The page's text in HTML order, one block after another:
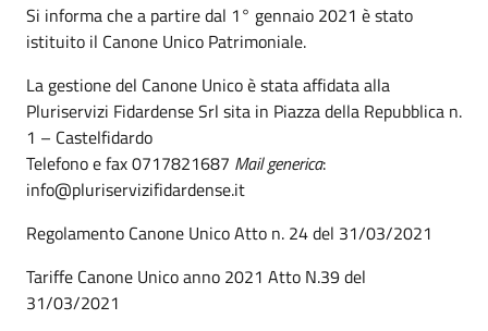
Si informa che a partire dal 1° gennaio 2021 è stato
istituito il Canone Unico Patrimoniale.
La gestione del Canone Unico è stata affidata alla
Pluriservizi Fidardense Srl sita in Piazza della Repubblica n.
1 – Castelfidardo
Telefono e fax 0717821687 Mail generica:
info@pluriservizifidardense.it
Regolamento Canone Unico Atto n. 24 del 31/03/2021
Tariffe Canone Unico anno 2021 Atto N.39 del
31/03/2021